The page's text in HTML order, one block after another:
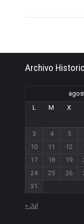
Archivo
L
M X
3
4 5
10
11 12
17
18 19
24
25 26
31
« Jul